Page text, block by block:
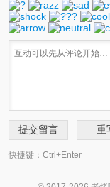
快捷键：Ctrl+Enter